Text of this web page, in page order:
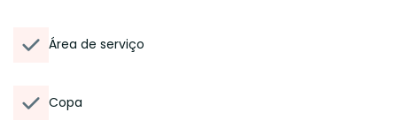
Área de serviço
Copa